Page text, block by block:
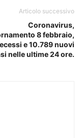
Articolo successivo
Coronavirus,
8 febbraio,
e 10.789 nuovi
nelle ultime 24 ore.